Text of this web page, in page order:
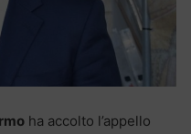
ha accolto l’appello